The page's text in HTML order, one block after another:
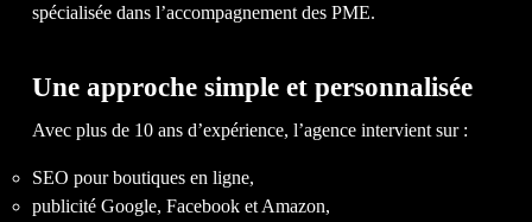
spécialisée dans l’accompagnement des PME.
Une approche simple et personnalisée
Avec plus de 10 ans d’expérience, l’agence intervient sur :
SEO pour boutiques en ligne,
publicité Google, Facebook et Amazon,